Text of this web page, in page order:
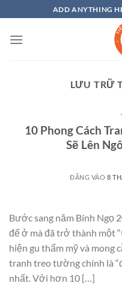
qua
nội
ADD ANYTHING
LƯU TRỮ
10 Phong Cách
Sẽ Lên
ĐĂNG VÀO 8
Bước sang năm Bính Ngọ
để ở mà đã trở thành một
hiện gu thẩm mỹ và mong
tranh treo tường chính là
nhất. Với hơn 10 […]